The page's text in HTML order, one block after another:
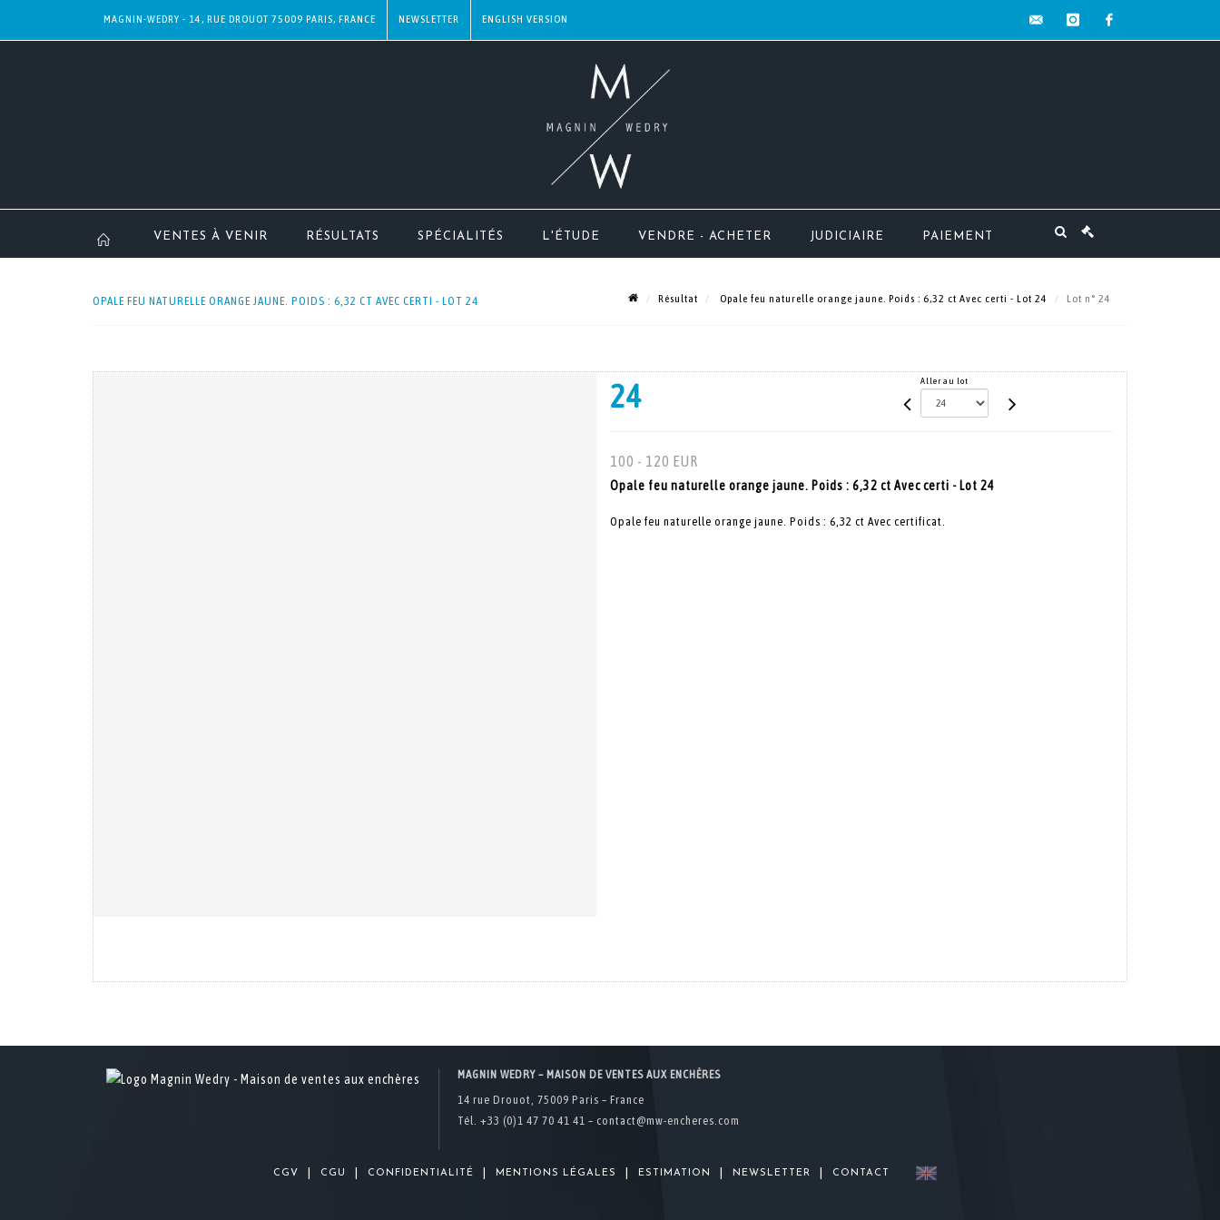
MAGNIN-WEDRY - 14, RUE DROUOT 75009 PARIS, FRANCE NEWSLETTER
VENTES À VENIR RÉSULTATS SPÉCIALITÉS L'ÉTUDE VENDRE - ACHETER JUDICIAIRE PAIEMENT
OPALE FEU NATURELLE ORANGE JAUNE. POIDS : 6,32 CT AVEC CERTI - LOT 24 Résultat Opale feu naturelle orange jaune. Poids : 6,32 ct Avec certi - Lot 24 Lot n° 24
24 Aller au lot
100 - 120 EUR
Opale feu naturelle orange jaune. Poids : 6,32 ct Avec certi - Lot 24
Opale feu naturelle orange jaune. Poids : 6,32 ct Avec certificat.
MAGNIN WEDRY – MAISON DE VENTES AUX ENCHÈRES
14 rue Drouot, 75009 Paris – France
Tél. +33 (0)1 47 70 41 41 – contact@mw-encheres.com
CGV CGU CONFIDENTIALITÉ MENTIONS LÉGALES ESTIMATION NEWSLETTER CONTACT